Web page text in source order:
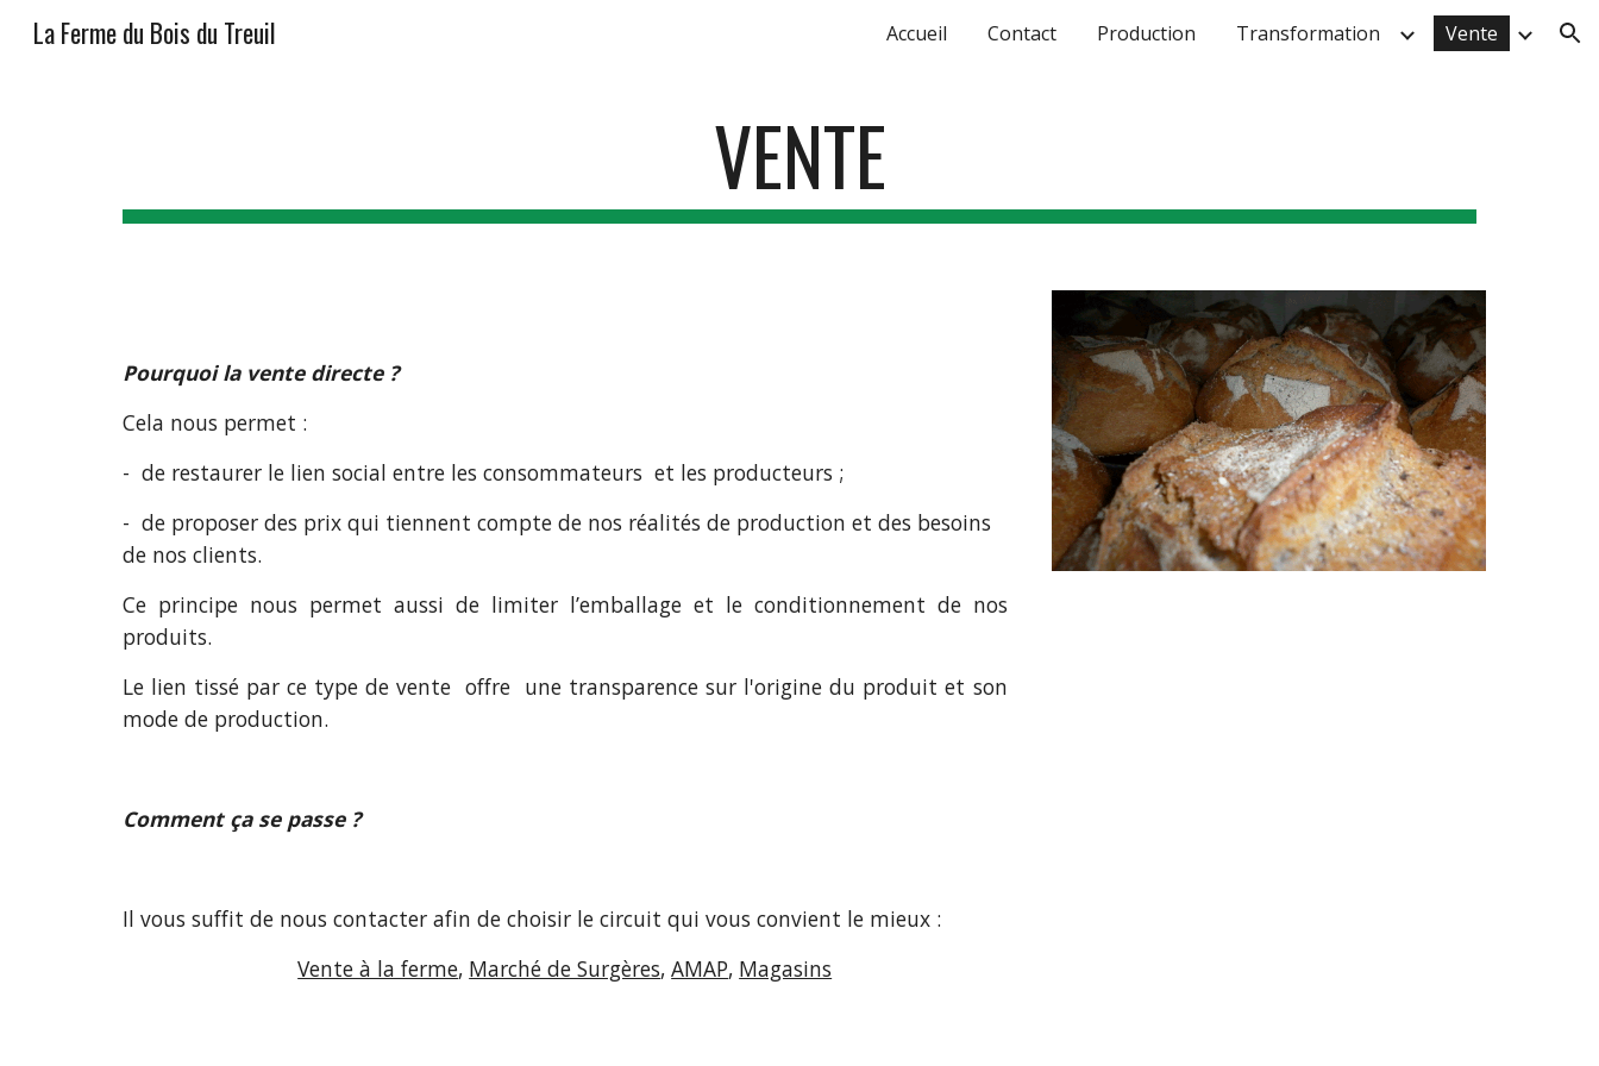
Skip to navigation
La Ferme du Bois du Treuil Accueil Contact Production Transformation Vente
VENTE
Pourquoi la vente directe ?
Cela nous permet :
- de restaurer le lien social entre les consommateurs et les producteurs ;
- de proposer des prix qui tiennent compte de nos réalités de production et des besoins
de nos clients.
Ce principe nous permet aussi de limiter l’emballage et le conditionnement de nos
produits.
Le lien tissé par ce type de vente offre une transparence sur l'origine du produit et son
mode de production.
Comment ça se passe ?
Il vous suffit de nous contacter afin de choisir le circuit qui vous convient le mieux :
Vente à la ferme, Marché de Surgères,AMAP, Magasins